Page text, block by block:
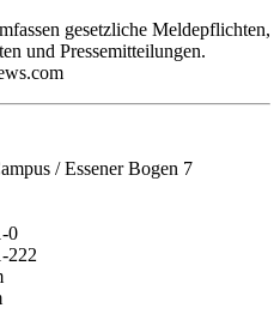
gesetzliche Meldepflichten,
und Pressemitteilungen.
/ Essener Bogen 7
0
222